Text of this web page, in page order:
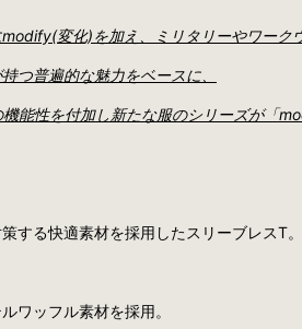
変化)を加え、ミリタリーやワーク
つ普遍的な魅力をベースに、
能性を付加し新たな服のシリーズが「
する快適素材を採用したスリーブレスT。
ワッフル素材を採用。